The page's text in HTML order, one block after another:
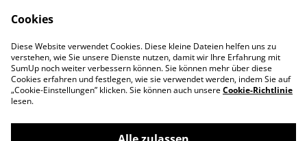
mungen von
SumUp
Cookies
Diese Website verwendet Cookies. Diese kleine Dateien helfen uns zu
verstehen, wie Sie unsere Dienste nutzen, damit wir Ihre Erfahrung mit
SumUp noch weiter verbessern können. Sie können mehr über diese
Cookies erfahren und festlegen, wie sie verwendet werden, indem Sie auf
„Cookie-Einstellungen” klicken. Sie können auch unsereCookie-Richtlinie
lesen.